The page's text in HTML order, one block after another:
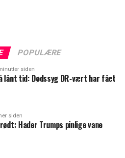
POPULÆRE
siden
lånt tid: Dødssyg DR-vært har fået
siden
Hader Trumps pinlige vane